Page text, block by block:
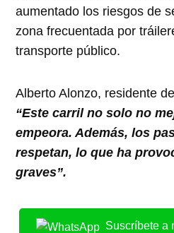
aumentado los riesgos de
zona frecuentada por
transporte público.
Alberto Alonzo, residente
“Este carril no solo no
empeora. Además, los
respetan, lo que ha
graves”.
Suscríbete a